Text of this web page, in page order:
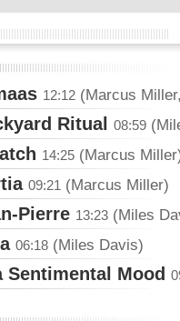
12:12 (Marcus
Ritual 08:59
14:25 (Marcus
09:21 (Marcus Miller)
Pierre 13:23 (Miles
06:18 (Miles Davis)
Sentimental Mood